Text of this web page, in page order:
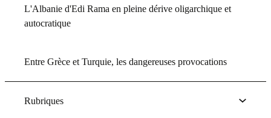
L'Albanie d'Edi Rama en pleine dérive oligarchique et
autocratique
Entre Grèce et Turquie, les dangereuses provocations
Rubriques